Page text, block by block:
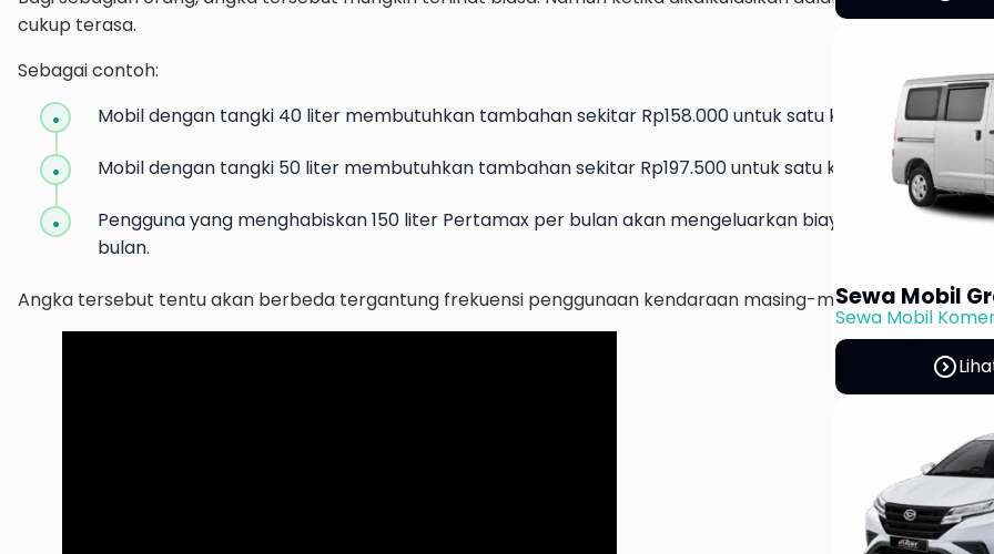
cukup terasa.
Sebagai contoh:
Mobil dengan tangki 40 liter membutuhkan tambahan sekitar Rp158.000 untuk satu kali pengisian
Mobil dengan tangki 50 liter membutuhkan tambahan sekitar Rp197.500 untuk satu kali pengisian penuh.
Pengguna yang menghabiskan 150 liter Pertamax per bulan akan mengeluarkan biaya tambahan
bulan.
Angka tersebut tentu akan berbeda tergantung frekuensi penggunaan kendaraan masing-masing.Sewa Mobil
Sewa Mobil
expand_circle_right